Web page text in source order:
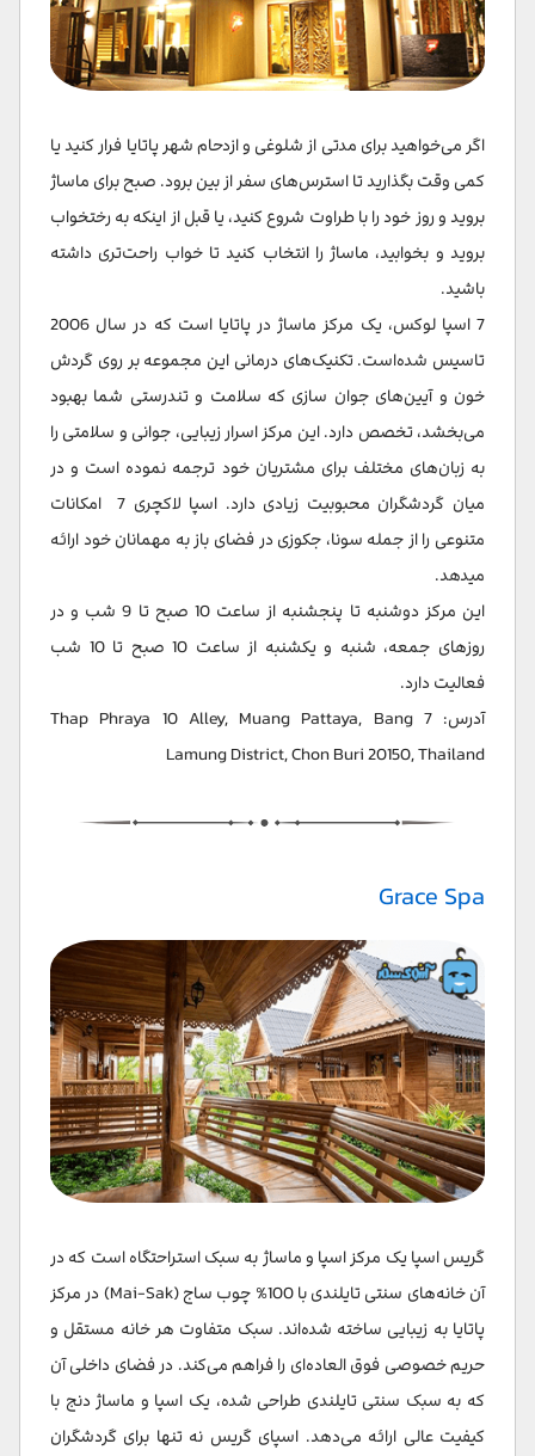
اگر می‌خواهید برای مدتی از شلوغی و ازدحام شهر پاتایا فرار کنید یا
کمی وقت بگذارید تا استرس‌های سفر از بین برود. صبح برای ماساژ
بروید و روز خود را با طراوت شروع کنید، یا قبل از اینکه به رختخواب
بروید و بخوابید، ماساژ را انتخاب کنید تا خواب راحت‌تری داشته
باشید.
7 اسپا لوکس، یک مرکز ماساژ در پاتایا است که در سال 2006
تاسیس شده‌است. تکنیک‌های درمانی این مجموعه بر روی گردش
خون و آیین‌های جوان سازی که سلامت و تندرستی شما بهبود
می‌بخشد، تخصص دارد. این مرکز اسرار زیبایی، جوانی و سلامتی را
به زبان‌های مختلف برای مشتریان خود ترجمه نموده است و در
میان گردشگران محبوبیت زیادی دارد. اسپا لاکچری 7 امکانات
متنوعی را از جمله سونا، جکوزی در فضای باز به مهمانان خود ارائه
میدهد.
این مرکز دوشنبه تا پنجشنبه از ساعت 10 صبح تا 9 شب و در
روزهای جمعه، شنبه و یکشنبه از ساعت 10 صبح تا 10 شب
فعالیت دارد.
آدرس: 7 Thap Phraya 10 Alley, Muang Pattaya, Bang
Lamung District, Chon Buri 20150, Thailand
Grace Spa
گریس اسپا یک مرکز اسپا و ماساژ به سبک استراحتگاه است که در
آن خانه‌های سنتی تایلندی با 100% چوب ساج (Mai-Sak) در مرکز
پاتایا به زیبایی ساخته شده‌اند. سبک متفاوت هر خانه مستقل و
حریم خصوصی فوق العاده‌ای را فراهم می‌کند. در فضای داخلی آن
که به سبک سنتی تایلندی طراحی شده، یک اسپا و ماساژ دنج با
کیفیت عالی ارائه می‌دهد. اسپای گریس نه تنها برای گردشگران